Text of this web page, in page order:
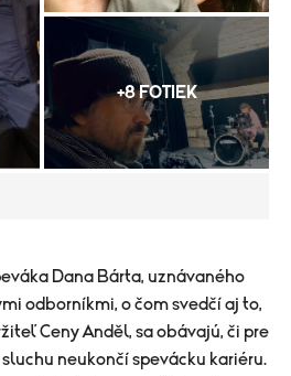
+8 FOTIEK
Dana Bárta, uznávaného
odborníkmi, o čom svedčí aj to,
Ceny Anděl, sa obávajú, či pre
neukončí spevácku kariéru.